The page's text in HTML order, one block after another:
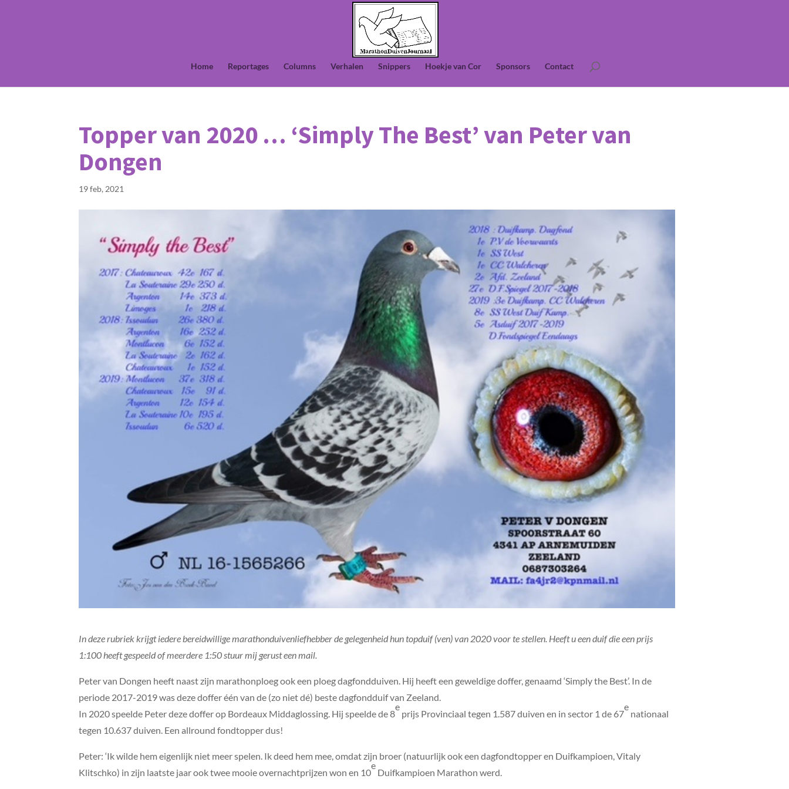
Home Reportages Columns Verhalen Snippers Hoekje van Cor Sponsors Contact
Topper van 2020 … ‘Simply The Best’ van Peter van
Dongen
19 feb, 2021
In deze rubriek krijgt iedere bereidwillige marathonduivenliefhebber de gelegenheid hun topduif (ven) van 2020 voor te stellen. Heeft u een duif die een prijs
1:100 heeft gespeeld of meerdere 1:50 stuur mij gerust een mail.
Peter van Dongen heeft naast zijn marathonploeg ook een ploeg dagfondduiven. Hij heeft een geweldige doffer, genaamd ‘Simply the Best’. In de
periode 2017-2019 was deze doffer één van de (zo niet dé) beste dagfondduif van Zeeland.
In 2020 speelde Peter deze doffer op Bordeaux Middaglossing. Hij speelde de 8
e
prijs Provinciaal tegen 1.587 duiven en in sector 1 de 67
e
nationaal
tegen 10.637 duiven. Een allround fondtopper dus!
Peter: ‘Ik wilde hem eigenlijk niet meer spelen. Ik deed hem mee, omdat zijn broer (natuurlijk ook een dagfondtopper en Duifkampioen, Vitaly
Klitschko) in zijn laatste jaar ook twee mooie overnachtprijzen won en 10
e
Duifkampioen Marathon werd.